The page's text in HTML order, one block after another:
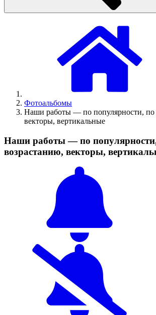
Фотоальбомы
Наши работы — по популярности, по
векторы, вертикальные
Наши работы — по
возрастанию, векторы,